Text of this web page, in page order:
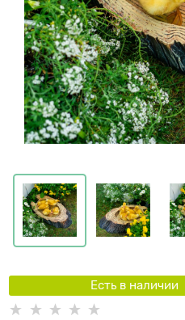
Есть в наличии